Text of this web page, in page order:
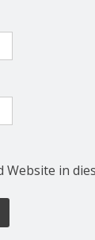
Website in